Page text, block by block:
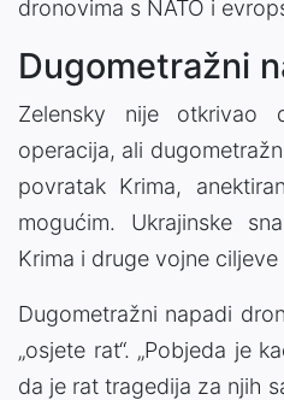
dronovima s NATO i
Dugometražni
Zelensky nije otkrivao
operacija, ali
povratak Krima,
mogućim. Ukrajinske
Krima i druge vojne ciljeve
Dugometražni napadi
„osjete rat“. „Pobjeda je
da je rat tragedija za njih